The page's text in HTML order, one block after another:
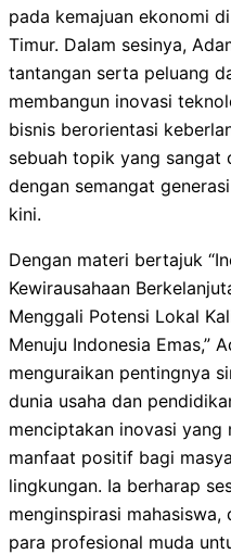
pada kemajuan ekonomi
Timur. Dalam sesinya,
tantangan serta peluang
membangun inovasi
bisnis berorientasi
sebuah topik yang sangat
dengan semangat
kini.
Dengan materi bertajuk
Kewirausahaan
Menggali Potensi Lokal
Menuju Indonesia Emas,”
menguraikan pentingnya
dunia usaha dan
menciptakan inovasi yang
manfaat positif bagi
lingkungan. Ia berharap
menginspirasi mahasiswa,
para profesional muda